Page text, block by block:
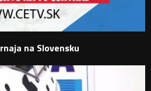
na Slovensku